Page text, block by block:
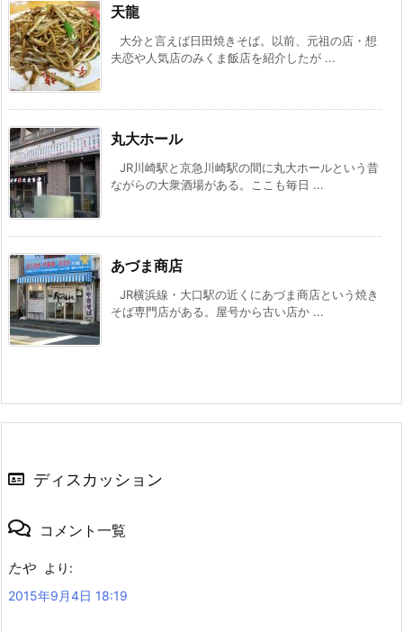
天龍
大分と言えば日田焼きそば。以前、元祖の店・想
夫恋や人気店のみくま飯店を紹介したが ...
丸大ホール
JR川崎駅と京急川崎駅の間に丸大ホールという昔
ながらの大衆酒場がある。ここも毎日 ...
あづま商店
JR横浜線・大口駅の近くにあづま商店という焼き
そば専門店がある。屋号から古い店か ...
ディスカッション
コメント一覧
たや
より:
2015年9月4日 18:19